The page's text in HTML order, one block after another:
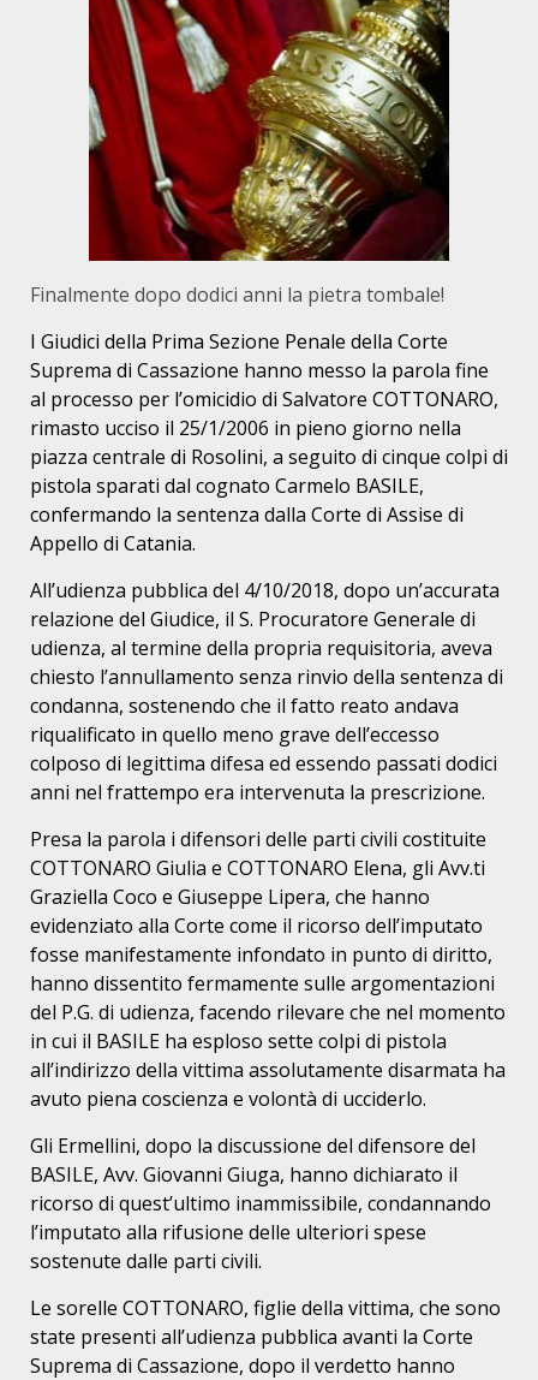
Finalmente dopo dodici anni la pietra tombale!
I Giudici della Prima Sezione Penale della Corte
Suprema di Cassazione hanno messo la parola fine
al processo per l’omicidio di Salvatore COTTONARO,
rimasto ucciso il 25/1/2006 in pieno giorno nella
piazza centrale di Rosolini, a seguito di cinque colpi di
pistola sparati dal cognato Carmelo BASILE,
confermando la sentenza dalla Corte di Assise di
Appello di Catania.
All’udienza pubblica del 4/10/2018, dopo un’accurata
relazione del Giudice, il S. Procuratore Generale di
udienza, al termine della propria requisitoria, aveva
chiesto l’annullamento senza rinvio della sentenza di
condanna, sostenendo che il fatto reato andava
riqualificato in quello meno grave dell’eccesso
colposo di legittima difesa ed essendo passati dodici
anni nel frattempo era intervenuta la prescrizione.
Presa la parola i difensori delle parti civili costituite
COTTONARO Giulia e COTTONARO Elena, gli Avv.ti
Graziella Coco e Giuseppe Lipera, che hanno
evidenziato alla Corte come il ricorso dell’imputato
fosse manifestamente infondato in punto di diritto,
hanno dissentito fermamente sulle argomentazioni
del P.G. di udienza, facendo rilevare che nel momento
in cui il BASILE ha esploso sette colpi di pistola
all’indirizzo della vittima assolutamente disarmata ha
avuto piena coscienza e volontà di ucciderlo.
Gli Ermellini, dopo la discussione del difensore del
BASILE, Avv. Giovanni Giuga, hanno dichiarato il
ricorso di quest’ultimo inammissibile, condannando
l’imputato alla rifusione delle ulteriori spese
sostenute dalle parti civili.
Le sorelle COTTONARO, figlie della vittima, che sono
state presenti all’udienza pubblica avanti la Corte
Suprema di Cassazione, dopo il verdetto hanno